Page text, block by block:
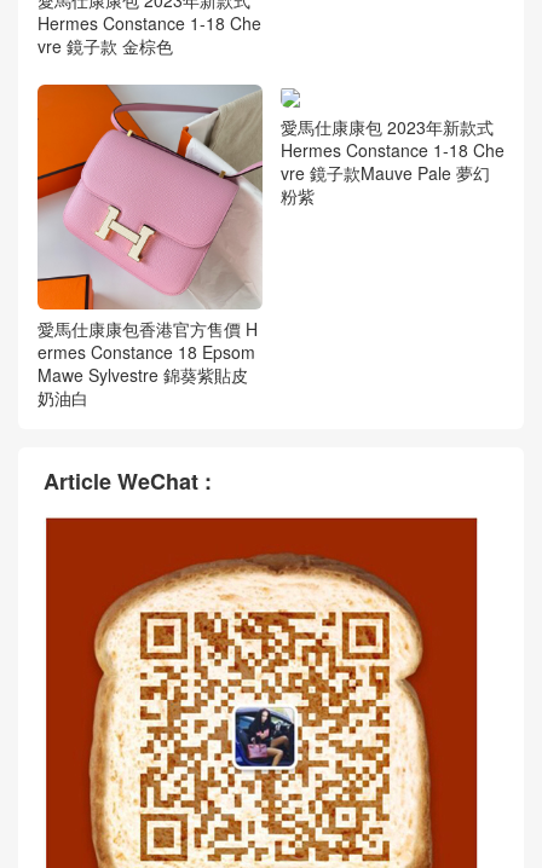
Hermes Constance 1-18 Che
vre 鏡子款 金棕色
愛馬仕康康包香港官方售價 H
ermes Constance 18 Epsom
Mawe Sylvestre 錦葵紫貼皮
奶油白
愛馬仕康康包 2023年新款式
Hermes Constance 1-18 Che
vre 鏡子款Mauve Pale 夢幻
粉紫
Article WeChat :